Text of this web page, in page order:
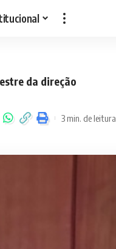
da direção
3 min. de leitura